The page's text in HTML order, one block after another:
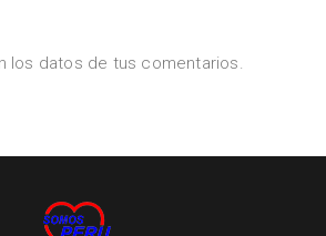
los datos de tus comentarios.